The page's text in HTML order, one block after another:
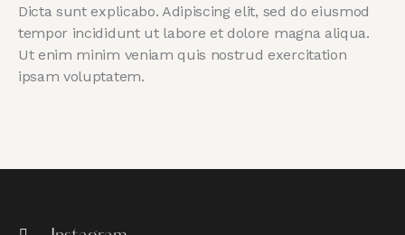
Dicta sunt explicabo. Adipiscing elit, sed do eiusmod
tempor incididunt ut labore et dolore magna aliqua.
Ut enim minim veniam quis nostrud exercitation
ipsam voluptatem.